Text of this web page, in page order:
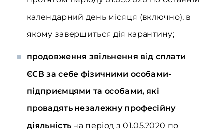
календарний день місяця (включно), в
якому завершиться дія карантину;
продовження звільнення від сплати
ЄСВ за себе фізичними особами-
підприємцями та особами, які
провадять незалежну професійну
діяльність на період з 01.05.2020 по